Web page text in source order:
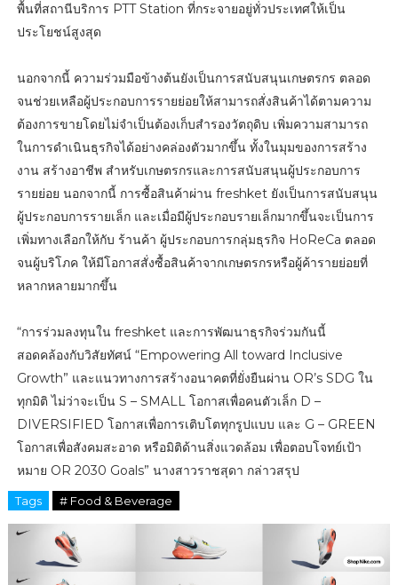
พื้นที่สถานีบริการ PTT Station ที่กระจายอยู่ทั่วประเทศให้เป็น
ประโยชน์สูงสุด
นอกจากนี้ ความร่วมมือข้างต้นยังเป็นการสนับสนุนเกษตรกร ตลอด
จนช่วยเหลือผู้ประกอบการรายย่อยให้สามารถสั่งสินค้าได้ตามความ
ต้องการขายโดยไม่จำเป็นต้องเก็บสำรองวัตถุดิบ เพิ่มความสามารถ
ในการดำเนินธุรกิจได้อย่างคล่องตัวมากขึ้น ทั้งในมุมของการสร้าง
งาน สร้างอาชีพ สำหรับเกษตรกรและการสนับสนุนผู้ประกอบการ
รายย่อย นอกจากนี้ การซื้อสินค้าผ่าน freshket ยังเป็นการสนับสนุน
ผู้ประกอบการรายเล็ก และเมื่อมีผู้ประกอบรายเล็กมากขึ้นจะเป็นการ
เพิ่มทางเลือกให้กับ ร้านค้า ผู้ประกอบการกลุ่มธุรกิจ HoReCa ตลอด
จนผู้บริโภค ให้มีโอกาสสั่งซื้อสินค้าจากเกษตรกรหรือผู้ค้ารายย่อยที่
หลากหลายมากขึ้น
“การร่วมลงทุนใน freshket และการพัฒนาธุรกิจร่วมกันนี้
สอดคล้องกับวิสัยทัศน์ “Empowering All toward Inclusive
Growth” และแนวทางการสร้างอนาคตที่ยั่งยืนผ่าน OR’s SDG ใน
ทุกมิติ ไม่ว่าจะเป็น S – SMALL โอกาสเพื่อคนตัวเล็ก D –
DIVERSIFIED โอกาสเพื่อการเติบโตทุกรูปแบบ และ G – GREEN
โอกาสเพื่อสังคมสะอาด หรือมิติด้านสิ่งแวดล้อม เพื่อตอบโจทย์เป้า
หมาย OR 2030 Goals” นางสาวราชสุดา กล่าวสรุป
Tags # Food & Beverage